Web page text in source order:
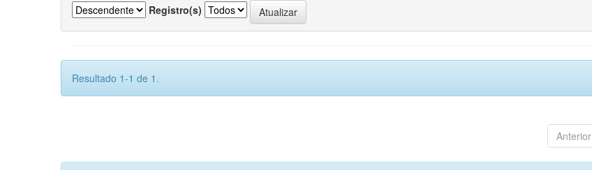
Registro(s)
Resultado 1-1 de 1.
Anterior